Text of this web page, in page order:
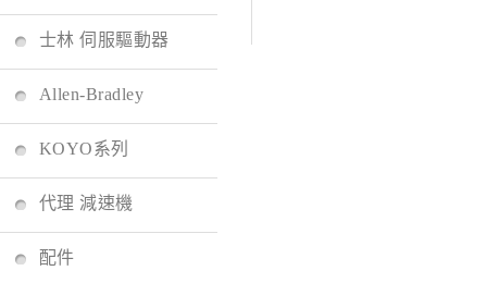
士林 伺服驅動器
Allen-Bradley
KOYO系列
代理 減速機
配件